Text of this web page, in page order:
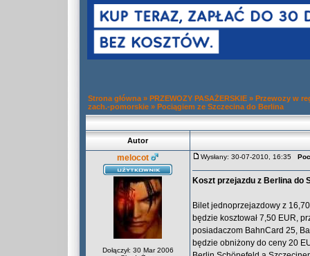
Strona główna » PRZEWOZY PASAŻERSKIE » Przewozy w
zach.-pomorskie » Pociągiem ze Szczecina do Berlina
Autor
melocot
Dołączył: 30 Mar 2006
Wysłany: 30-07-2010, 16:35
Koszt przejazdu z Berlina do
Bilet jednoprzejazdowy z
będzie kosztował 7,50 EUR,
posiadaczom BahnCard 25,
będzie obniżony do ceny 20